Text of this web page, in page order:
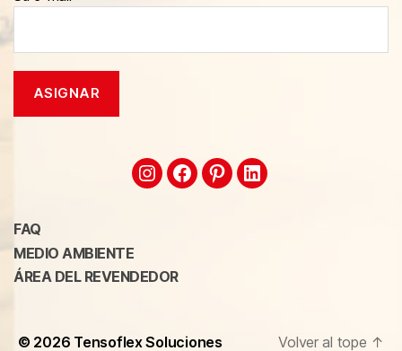
FAQ
MEDIO AMBIENTE
ÁREA DEL REVENDEDOR
© 2026 Tensoflex Soluciones Volver al tope ↑